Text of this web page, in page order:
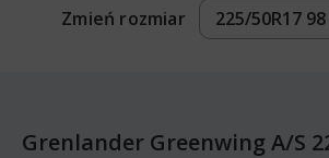
Zmień rozmiar
Grenlander Greenwing A/S